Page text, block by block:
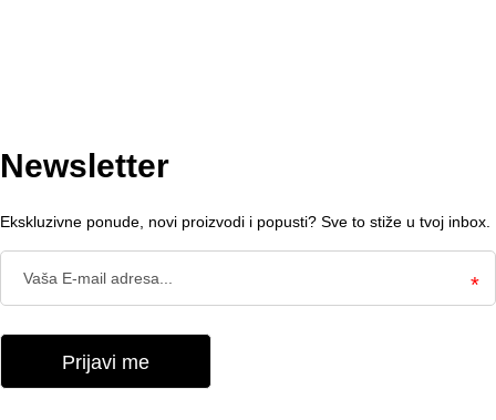
Newsletter
Ekskluzivne ponude, novi proizvodi i popusti? Sve to stiže u tvoj inbox.